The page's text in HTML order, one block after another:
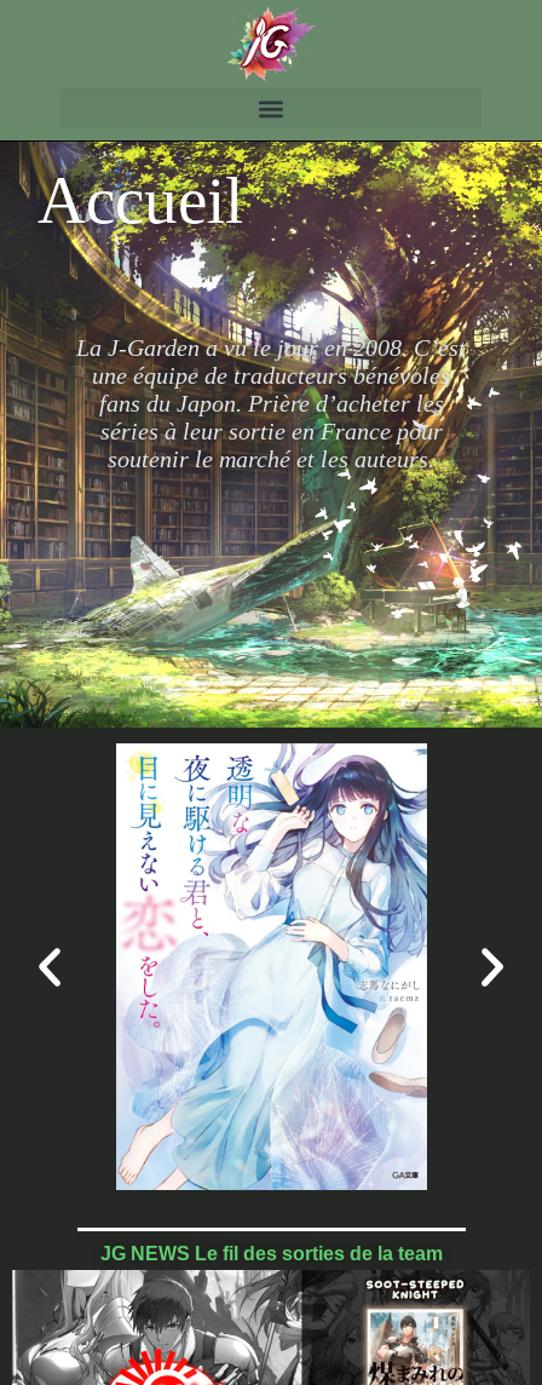
Accueil
La J-Garden a vu le jour en 2008.C’est
une équipe de traducteurs bénévoles
fans du Japon. Prière d’acheter les
séries à leur sortie en France pour
soutenir le marché et les auteurs.
JG NEWS Le fil des sorties de la team